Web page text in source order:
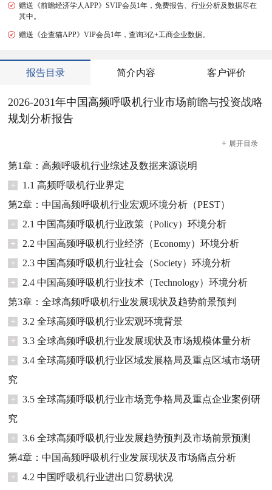
赠送《前瞻经济学人APP》SVIP会员1年，免费报告、行业分析及数据尽在
其中。
赠送《企查猫APP》VIP会员1年，查询3亿+工商企业数据。
报告目录 简介内容 客户评价
2026-2031年中国高频呼吸机行业市场前瞻与投资战略
规划分析报告
+ 展开目录
第1章：高频呼吸机行业综述及数据来源说明
+
1.1 高频呼吸机行业界定
第2章：中国高频呼吸机行业宏观环境分析（PEST）
+
2.1 中国高频呼吸机行业政策（Policy）环境分析
+
2.2 中国高频呼吸机行业经济（Economy）环境分析
+
2.3 中国高频呼吸机行业社会（Society）环境分析
+
2.4 中国高频呼吸机行业技术（Technology）环境分析
第3章：全球高频呼吸机行业发展现状及趋势前景预判
+
3.2 全球高频呼吸机行业宏观环境背景
+
3.3 全球高频呼吸机行业发展现状及市场规模体量分析
+
3.4 全球高频呼吸机行业区域发展格局及重点区域市场研
究
+
3.5 全球高频呼吸机行业市场竞争格局及重点企业案例研
究
+
3.6 全球高频呼吸机行业发展趋势预判及市场前景预测
第4章：中国高频呼吸机行业发展现状及市场痛点分析
+
4.2 中国呼吸机行业进出口贸易状况